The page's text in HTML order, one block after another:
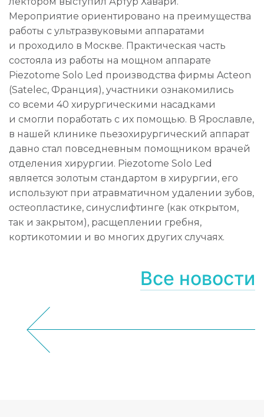
Мероприятие ориентировано на преимущества
работы с ультразвуковыми аппаратами
и проходило в Москве. Практическая часть
состояла из работы на мощном аппарате
Piezotome Solo Led производства фирмы Acteon
(Satelec, Франция), участники ознакомились
со всеми 40 хирургическими насадками
и смогли поработать с их помощью. В Ярославле,
в нашей клинике пьезохирургический аппарат
давно стал повседневным помощником врачей
отделения хирургии. Piezotome Solo Led
является золотым стандартом в хирургии, его
используют при атравматичном удалении зубов,
остеопластике, синуслифтинге (как открытом,
так и закрытом), расщеплении гребня,
кортикотомии и во многих других случаях.
Все новости